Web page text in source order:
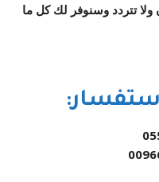
ولا تتردد وسنوفر لك كل ما